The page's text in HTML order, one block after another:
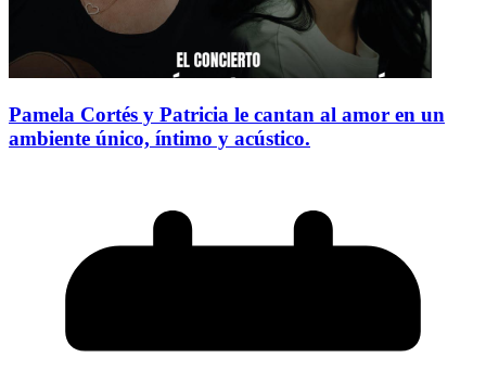
Pamela Cortés y Patricia le cantan al amor en un
ambiente único, íntimo y acústico.